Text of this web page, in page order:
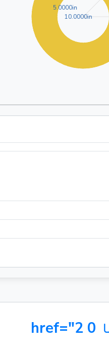
10.0000in
10.0000in
5.0000in
5.0000in